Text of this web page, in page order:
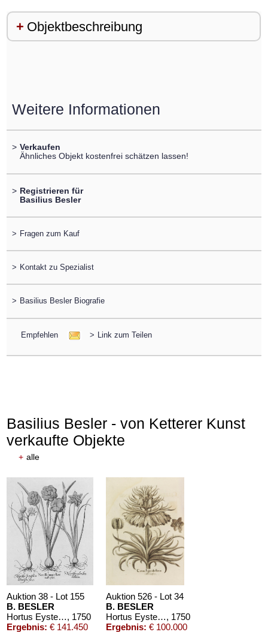
Objektbeschreibung
Weitere Informationen
> Verkaufen
Ähnliches Objekt kostenfrei schätzen lassen!
> Registrieren für
Basilius Besler
> Fragen zum Kauf
> Kontakt zu Spezialist
> Basilius Besler Biografie
Empfehlen > Link zum Teilen
Basilius Besler - von Ketterer Kunst
verkaufte Objekte
+ alle
Auktion 38 - Lot 155
B. BESLER
Hortus Eystettensis, 1750
Ergebnis: € 141.450
Auktion 526 - Lot 34
B. BESLER
Hortus Eystettensis, 1750
Ergebnis: € 100.000